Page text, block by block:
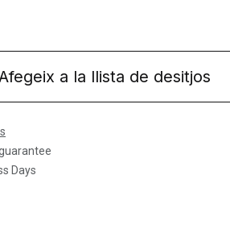
a la llista de desitjos
Days